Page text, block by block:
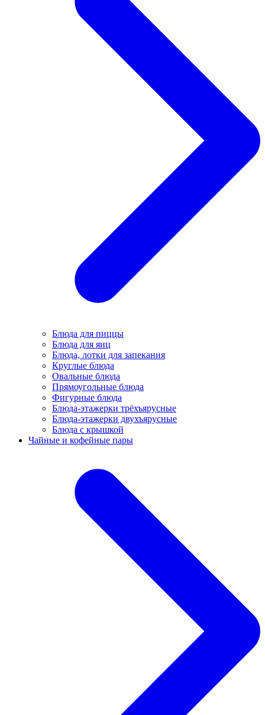
Блюда для пиццы
Блюда для яиц
Блюда, лотки для запекания
Круглые блюда
Овальные блюда
Прямоугольные блюда
Фигурные блюда
Блюда-этажерки трёхъярусные
Блюда-этажерки двухъярусные
Блюда с крышкой
Чайные и кофейные пары